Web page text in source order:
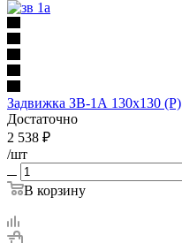
Задвижка ЗВ-1А 130х130 (Р)
Достаточно
2 538 ₽
/шт
В корзину